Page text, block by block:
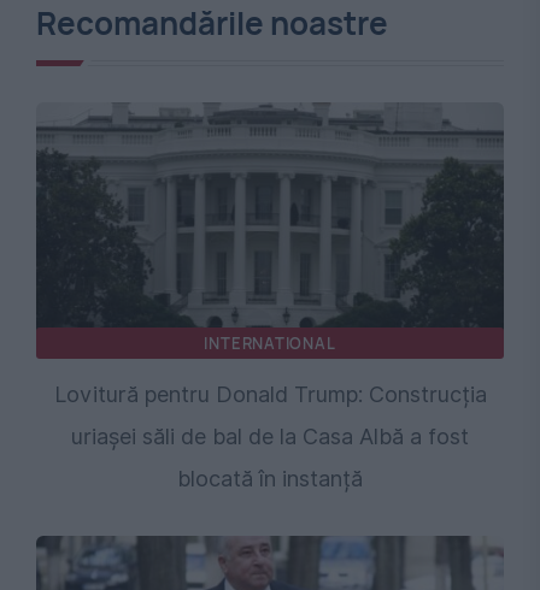
Recomandările noastre
INTERNATIONAL
Lovitură pentru Donald Trump: Construcția
uriașei săli de bal de la Casa Albă a fost
blocată în instanță